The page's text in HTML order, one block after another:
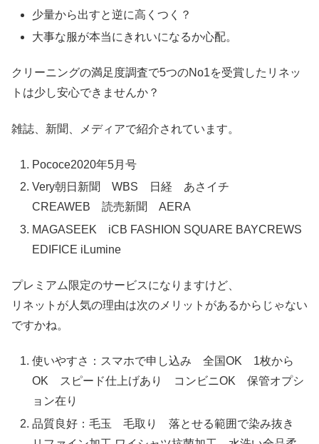
少量から出すと逆に高くつく？
大事な服が本当にきれいになるか心配。
クリーニングの満足度調査で5つのNo1を受賞したリネッ
トは少し安心できませんか？
雑誌、新聞、メディアで紹介されています。
Pococe2020年5月号
Very朝日新聞 WBS 日経 あさイチ
CREAWEB 読売新聞 AERA
MAGASEEK iCB FASHION SQUARE BAYCREWS
EDIFICE iLumine
プレミアム限定のサービスになりますけど、
リネットが人気の理由は次のメリットがあるからじゃない
ですかね。
使いやすさ：スマホで申し込み 全国OK 1枚から
OK スピード仕上げあり コンビニOK 保管オプシ
ョン在り
品質良好：毛玉 毛取り 落とせる範囲で染み抜き